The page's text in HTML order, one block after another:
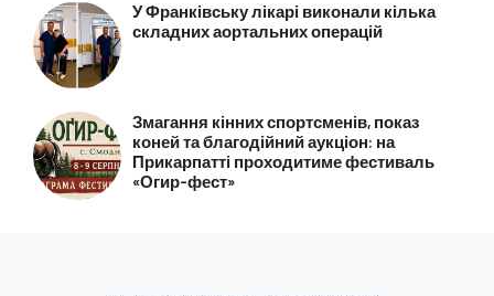
У Франківську лікарі виконали кілька
складних аортальних операцій
Змагання кінних спортсменів, показ
коней та благодійний аукціон: на
Прикарпатті проходитиме фестиваль
«Огир-фест»